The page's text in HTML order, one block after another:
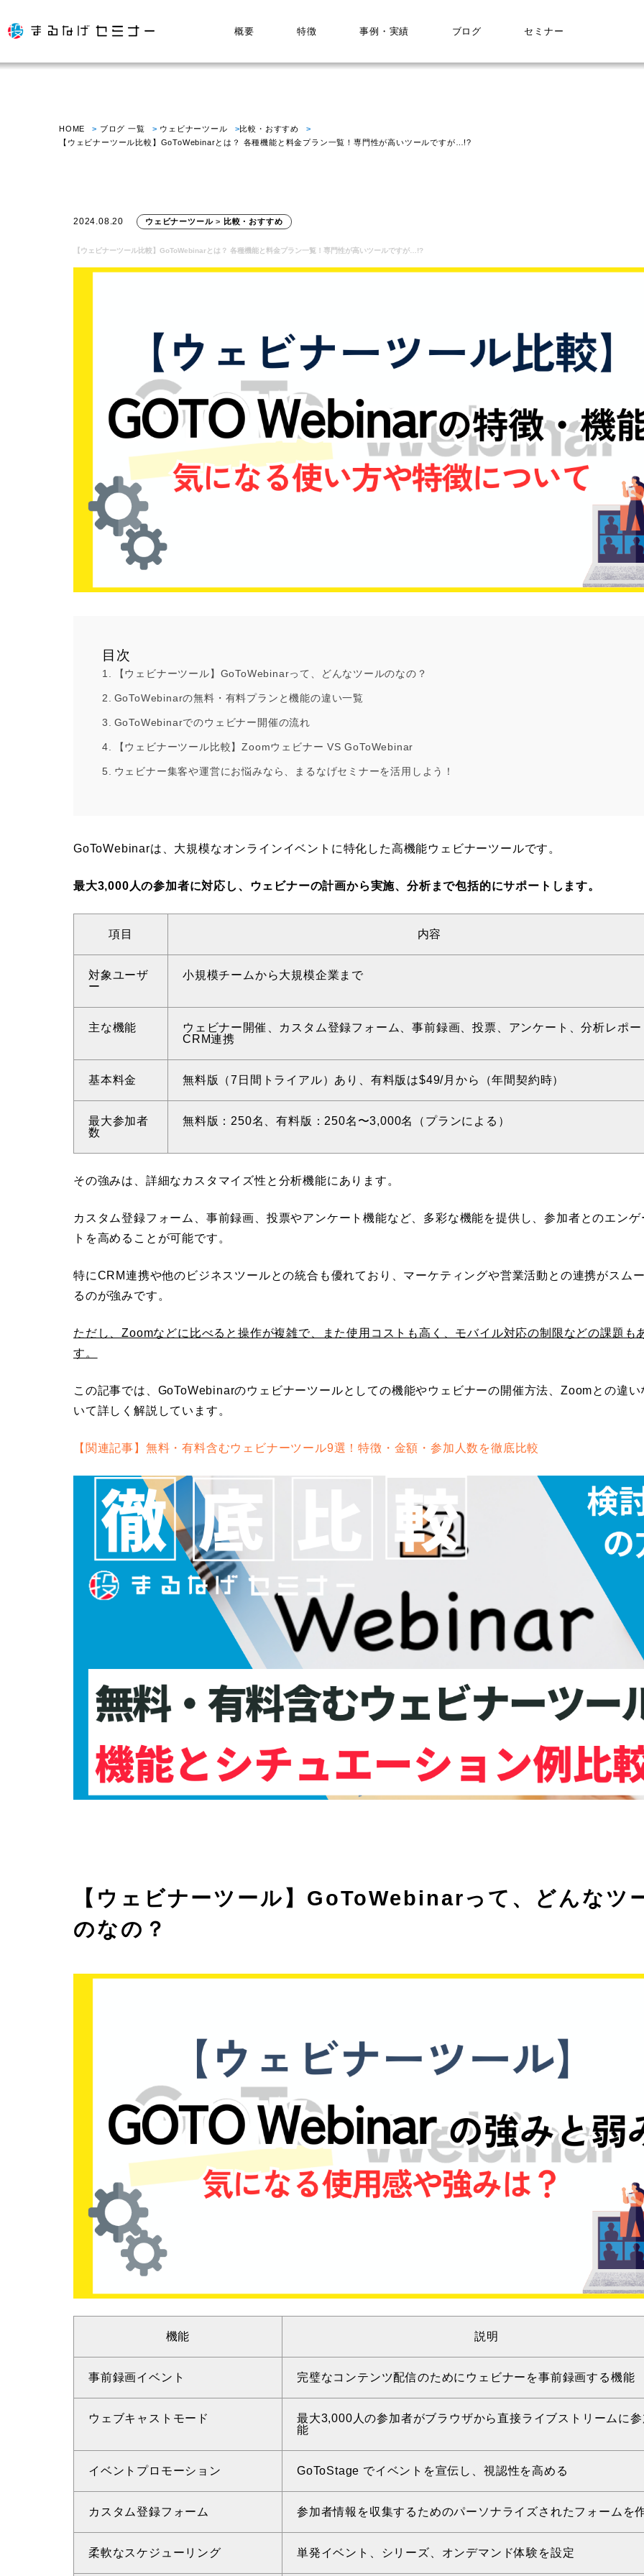
概要 特徴 事例・実績 ブログ セミナー
HOME ブログ 一覧 ウェビナーツール
比較・おすすめ
【ウェビナーツール比較】GoToWebinarとは？ 各種機能と料金プラン一覧！専門性が高いツールですが…!?
2024.08.20 ウェビナーツール> 比較・おすすめ
【ウェビナーツール比較】GoToWebinarとは？ 各種機能と料金プラン一覧！専門性が高いツールですが…!?
目次
【ウェビナーツール】GoToWebinarって、どんなツールのなの？
GoToWebinarの無料・有料プランと機能の違い一覧
GoToWebinarでのウェビナー開催の流れ
【ウェビナーツール比較】Zoomウェビナー VS GoToWebinar
ウェビナー集客や運営にお悩みなら、まるなげセミナーを活用しよう！
GoToWebinarは、大規模なオンラインイベントに特化した高機能ウェビナーツールです。
最大3,000人の参加者に対応し、ウェビナーの計画から実施、分析まで包括的にサポートします。
項目 内容
対象ユーザ
ー
小規模チームから大規模企業まで
主な機能
ウェビナー開催、カスタム登録フォーム、事前録画、投票、アンケート、分析レポー
CRM連携
基本料金 無料版（7日間トライアル）あり、有料版は$49/月から（年間契約時）
最大参加者
数
無料版：250名、有料版：250名〜3,000名（プランによる）
その強みは、詳細なカスタマイズ性と分析機能にあります。
カスタム登録フォーム、事前録画、投票やアンケート機能など、多彩な機能を提供し、参加者とのエンゲ
トを高めることが可能です。
特にCRM連携や他のビジネスツールとの統合も優れており、マーケティングや営業活動との連携がスム
るのが強みです。
ただし、Zoomなどに比べると操作が複雑で、また使用コストも高く、モバイル対応の制限などの課題も
す。
この記事では、 GoToWebinarのウェビナーツールとしての機能やウェビナーの開催方法、Zoomとの違い
いて詳しく解説しています。
【関連記事】無料・有料含むウェビナーツール9選！特徴・金額・参加人数を徹底比較
【ウェビナーツール】GoToWebinarって、どんなツ
のなの？
機能 説明
事前録画イベント 完璧なコンテンツ配信のためにウェビナーを事前録画する機能
ウェブキャストモード
最大3,000人の参加者がブラウザから直接ライブストリームに
能
イベントプロモーション GoToStage でイベントを宣伝し、視認性を高める
カスタム登録フォーム 参加者情報を収集するためのパーソナライズされたフォームを
柔軟なスケジューリング 単発イベント、シリーズ、オンデマンド体験を設定